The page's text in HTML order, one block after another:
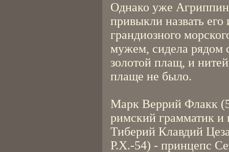
Однако уже
привыкли назвать
грандиозного
мужем, сидела рядом
золотой плащ, и
плаще не было.
Марк Веррий Флакк
римский грамматик и
Тиберий Клавдий
Р.Х.-54) - принцепс